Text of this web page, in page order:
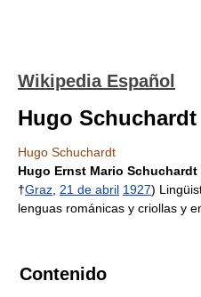
Wikipedia Español
Hugo Schuchardt
Hugo Schuchardt
Hugo Ernst Mario Schuchardt
†Graz 21 de abril 1927)
lenguas románicas y criollas y
Contenido